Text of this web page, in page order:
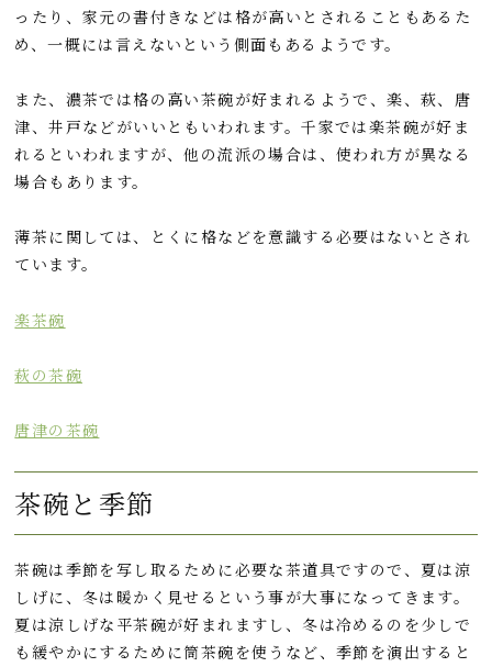
ったり、家元の書付きなどは格が高いとされることもあるた
め、一概には言えないという側面もあるようです。
また、濃茶では格の高い茶碗が好まれるようで、楽、萩、唐
津、井戸などがいいともいわれます。千家では楽茶碗が好ま
れるといわれますが、他の流派の場合は、使われ方が異なる
場合もあります。
薄茶に関しては、とくに格などを意識する必要はないとされ
ています。
楽茶碗
萩の茶碗
唐津の茶碗
茶碗と季節
茶碗は季節を写し取るために必要な茶道具ですので、夏は涼
しげに、冬は暖かく見せるという事が大事になってきます。
夏は涼しげな平茶碗が好まれますし、冬は冷めるのを少しで
も緩やかにするために筒茶碗を使うなど、季節を演出すると